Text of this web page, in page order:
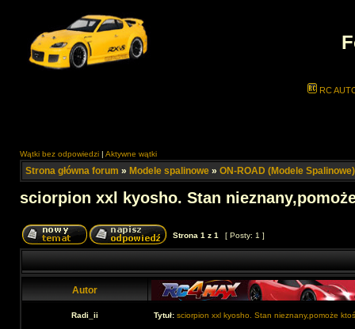
RC
Wątki bez odpowiedzi | Aktywne wątki
Strona główna forum » Modele spalinowe » ON-ROAD (Modele Spalinowe)
sciorpion xxl kyosho. Stan
Strona 1 z 1 [ Posty: 1 ]
Autor
Radi_ii Tytuł: sciorpion xxl kyosho. Stan nieznany,pomoże